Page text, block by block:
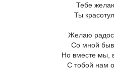
Тебе
Ты
Желаю
Со мной
Но вместе мы,
С тобой нам